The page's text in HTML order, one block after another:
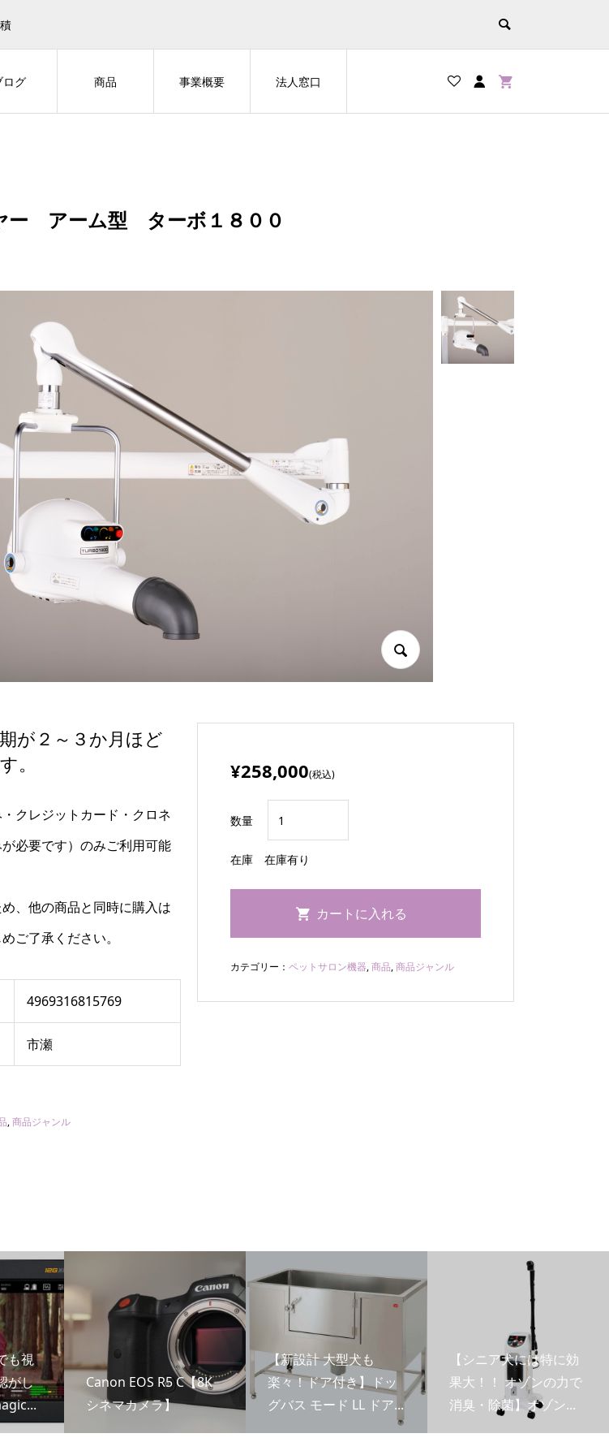
ログ 商品 事業概要 法人窓口
ー アーム型 ターボ１８００
が２～３か月ほど
。
クレジットカード・クロネ
必要です）のみご利用可能
、他の商品と同時に購入は
ご了承ください。
4969316815769
市瀬
,商品ジャンル
¥258,000(税込)
数量
在庫 在庫有り
カテゴリー：ペットサロン機器,商品,商品ジャンル
音楽制作やミキシングのプロセ
も視
がし
Canon EOS R5 C【8K
シネマカメラ】
【新設計 大型犬も
楽々！ドア付き】ドッ
グバス モード LL ドア...
【シニア犬には特に効
果大！！ オゾンの力で
消臭・除菌】オゾン...